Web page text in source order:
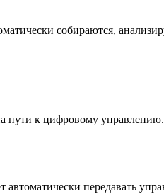
собираются,
к цифровому управлению.
передавать